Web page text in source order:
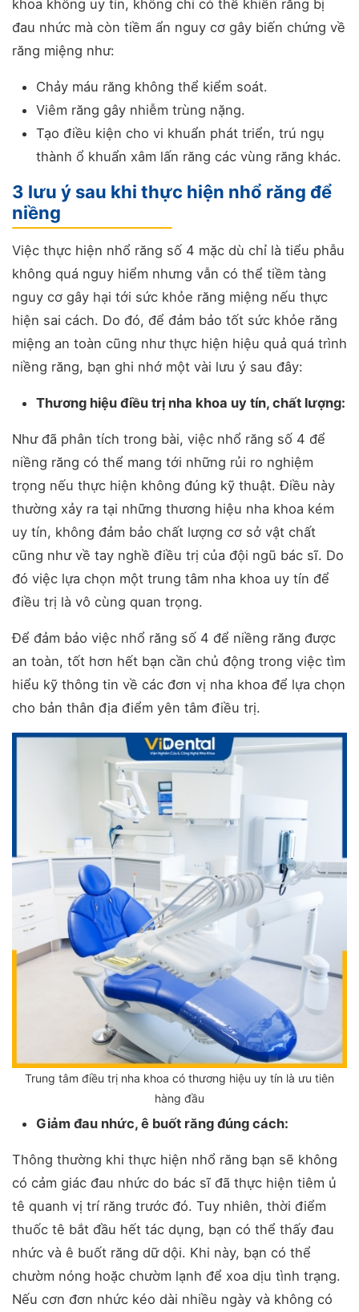
khoa không uy tín, không chỉ có thể khiến răng bị
đau nhức mà còn tiềm ẩn nguy cơ gây biến chứng về
răng miệng như:
Chảy máu răng không thể kiểm soát.
Viêm răng gây nhiễm trùng nặng.
Tạo điều kiện cho vi khuẩn phát triển, trú ngụ
thành ổ khuẩn xâm lấn răng các vùng răng khác.
3 lưu ý sau khi thực hiện nhổ răng để
niềng
Việc thực hiện nhổ răng số 4 mặc dù chỉ là tiểu phẫu
không quá nguy hiểm nhưng vẫn có thể tiềm tàng
nguy cơ gây hại tới sức khỏe răng miệng nếu thực
hiện sai cách. Do đó, để đảm bảo tốt sức khỏe răng
miệng an toàn cũng như thực hiện hiệu quả quá trình
niềng răng, bạn ghi nhớ một vài lưu ý sau đây:
Thương hiệu điều trị nha khoa uy tín, chất lượng:
Như đã phân tích trong bài, việc nhổ răng số 4 để
niềng răng có thể mang tới những rủi ro nghiệm
trọng nếu thực hiện không đúng kỹ thuật. Điều này
thường xảy ra tại những thương hiệu nha khoa kém
uy tín, không đảm bảo chất lượng cơ sở vật chất
cũng như về tay nghề điều trị của đội ngũ bác sĩ. Do
đó việc lựa chọn một trung tâm nha khoa uy tín để
điều trị là vô cùng quan trọng.
Để đảm bảo việc nhổ răng số 4 để niềng răng được
an toàn, tốt hơn hết bạn cần chủ động trong việc tìm
hiểu kỹ thông tin về các đơn vị nha khoa để lựa chọn
cho bản thân địa điểm yên tâm điều trị.
Trung tâm điều trị nha khoa có thương hiệu uy tín là ưu tiên
hàng đầu
Giảm đau nhức, ê buốt răng đúng cách:
Thông thường khi thực hiện nhổ răng bạn sẽ không
có cảm giác đau nhức do bác sĩ đã thực hiện tiêm ủ
tê quanh vị trí răng trước đó. Tuy nhiên, thời điểm
thuốc tê bắt đầu hết tác dụng, bạn có thể thấy đau
nhức và ê buốt răng dữ dội. Khi này, bạn có thể
chườm nóng hoặc chườm lạnh để xoa dịu tình trạng.
Nếu cơn đơn nhức kéo dài nhiều ngày và không có